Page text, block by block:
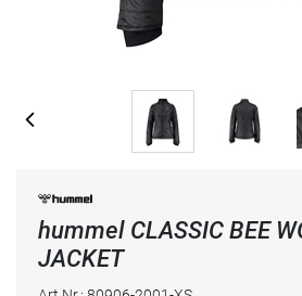
hummel CLASSIC BEE
JACKET